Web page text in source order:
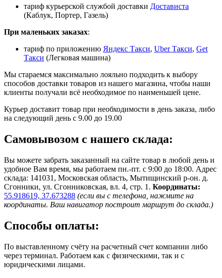
тариф курьерской службой доставки Достависта
(Каблук, Портер, Газель)
При маленьких заказах:
тариф по приложению Яндекс Такси, Uber Такси, Get
Такси (Легковая машина)
Мы стараемся максимально лояльно подходить к выбору
способов доставки товаров из нашего магазина, чтобы наши
клиенты получали всё необходимое по наименьшей цене.
Курьер доставит товар при необходимости в день заказа, либо
на следующий день с 9.00 до 19.00
Самовывозом с нашего склада:
Вы можете забрать заказанный на сайте товар в любой день и
удобное Вам время, мы работаем пн.-пт. с 9:00 до 18:00. Адрес
склада: 141031, Московская область, Мытищинский р-он. д.
Сгонники, ул. Сгонниковская, вл. 4, стр. 1. Координаты:
55.918619, 37.673288 (если вы с телефона, нажмите на
координаты. Ваш навигатор построит маршрут до склада.)
Способы оплаты:
По выставленному счёту на расчетный счет компании либо
через терминал. Работаем как с физическими, так и с
юридическими лицами.